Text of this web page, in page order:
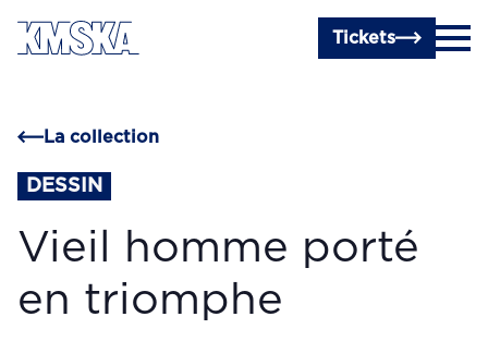
Passer au contenu principal
Tickets
La collection
DESSIN
Vieil homme porté
en triomphe